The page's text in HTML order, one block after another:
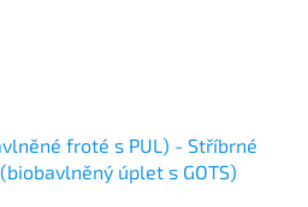
froté s PUL) - Stříbrné
úplet s GOTS)